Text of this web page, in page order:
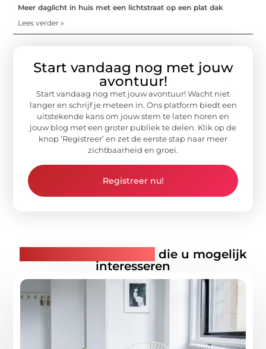
Meer daglicht in huis met een lichtstraat op een plat dak
Lees verder »
Start vandaag nog met jouw
avontuur!
Start vandaag nog met jouw avontuur! Wacht niet
langer en schrijf je meteen in. Ons platform biedt een
uitstekende kans om jouw stem te laten horen en
jouw blog met een groter publiek te delen. Klik op de
knop ‘Registreer’ en zet de eerste stap naar meer
zichtbaarheid en groei.
Registreer nu!
die u mogelijk
interesseren